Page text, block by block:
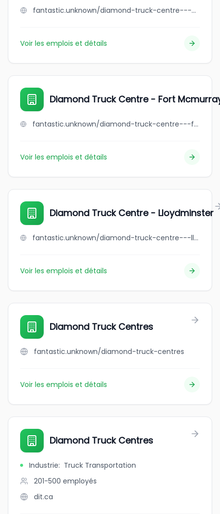
fantastic.unknown/diamond-truck-centre---edmonton
Voir les emplois et détails
Diamond Truck Centre - Fort
fantastic.unknown/diamond-truck-centre---fort-mcmurray
Voir les emplois et détails
Diamond Truck Centre - Lloydminster
fantastic.unknown/diamond-truck-centre---lloydminster
Voir les emplois et détails
Diamond Truck Centres
fantastic.unknown/diamond-truck-centres
Voir les emplois et détails
Diamond Truck Centres
Industrie: Truck Transportation
201-500 employés
dit.ca